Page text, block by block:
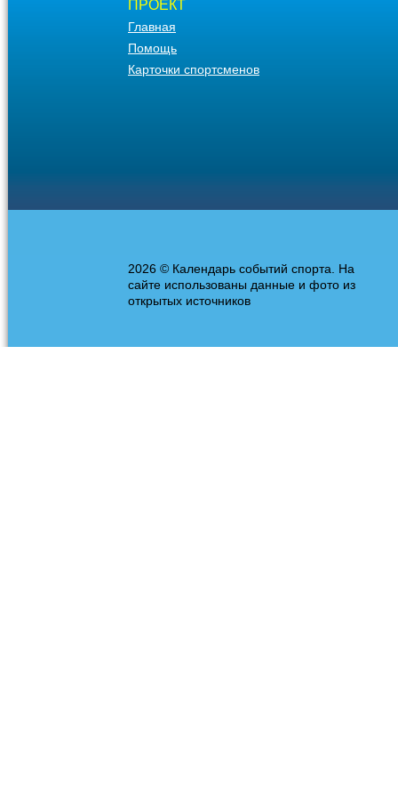
ПРОЕКТ
Главная
Помощь
Карточки спортсменов
2026 © Календарь событий спорта. На
сайте использованы данные и фото из
открытых источников